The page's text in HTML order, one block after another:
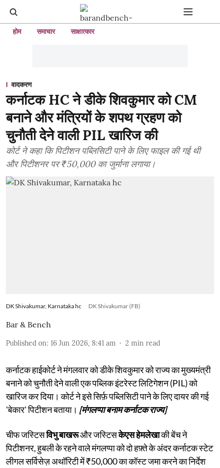
होम समाचार साक्षात्कार
वादकरण
कर्नाटक HC ने डीके शिवकुमार को CM
बनाने और मंत्रियों के शपथ ग्रहण को
चुनौती देने वाली PIL खारिज की
कोर्ट ने कहा कि पिटीशन पब्लिसिटी पाने के लिए फाइल की गई थी
और पिटीशनर पर ₹50,000 का जुर्माना लगाया।
DK Shivakumar, Karnataka hc DK Shivakumar (FB)
Bar & Bench
Published on: 16 Jun 2026, 8:41 am 2 min read
कर्नाटक हाईकोर्ट ने मंगलवार को डीके शिवकुमार को राज्य का मुख्यमंत्री
बनाने को चुनौती देने वाली एक पब्लिक इंटरेस्ट लिटिगेशन (PIL) को
खारिज कर दिया। कोर्ट ने इसे सिर्फ़ पब्लिसिटी पाने के लिए दायर की गई
'बेकार' पिटीशन बताया। [मंगलप्पा बनाम कर्नाटक राज्य]
चीफ जस्टिसविभु बाखरूऔर जस्टिसकेएस हेमलेखाकी बेंच ने
पिटीशनर, हुबली के रहने वाले मंगलप्पा को दो हफ़्ते के अंदर कर्नाटक स्टेट
लीगल सर्विसेज़ अथॉरिटी में ₹50,000 का कॉस्ट जमा करने का निर्देश